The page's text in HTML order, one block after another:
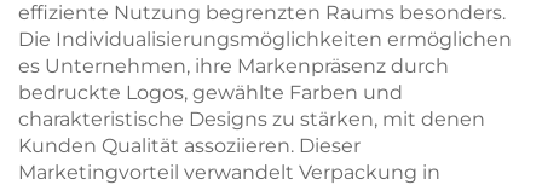
effiziente Nutzung begrenzten Raums besonders.
Die Individualisierungsmöglichkeiten ermöglichen
es Unternehmen, ihre Markenpräsenz durch
bedruckte Logos, gewählte Farben und
charakteristische Designs zu stärken, mit denen
Kunden Qualität assoziieren. Dieser
Marketingvorteil verwandelt Verpackung in